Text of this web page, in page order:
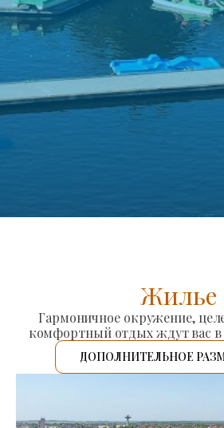
Жилье
Гармоничное окружение,
комфортный отдых ждут вас в
ДОПОЛНИТЕЛЬНОЕ